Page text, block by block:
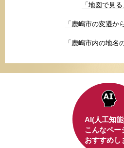
「地図で見
「鹿嶋市の変遷か
「鹿嶋市内の地名
AI(人工知
こんなペー
おすすめし